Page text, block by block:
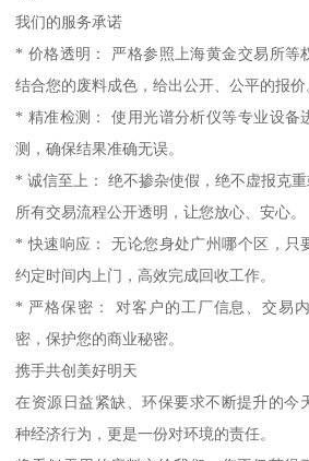
我们的服务承诺
* 价格透明： 严格参照上海黄金交易所等
结合您的废料成色，给出公开、公平的报价
* 精准检测： 使用光谱分析仪等专业设备
测，确保结果准确无误。
* 诚信至上： 绝不掺杂使假，绝不虚报克重
所有交易流程公开透明，让您放心、安心。
* 快速响应： 无论您身处广州哪个区，只
约定时间内上门，高效完成回收工作。
* 严格保密： 对客户的工厂信息、交易
密，保护您的商业秘密。
携手共创美好明天
在资源日益紧缺、环保要求不断提升的今
种经济行为，更是一份对环境的责任。